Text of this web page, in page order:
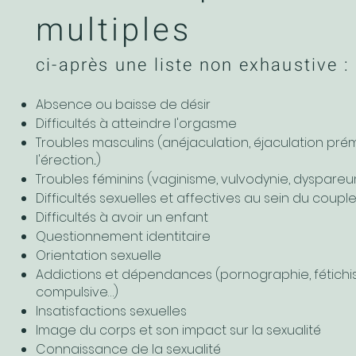
multiples
ci-après une liste non exhaustive :
Absence ou baisse de désir
Difficultés à atteindre l'orgasme
Troubles masculins (anéjaculation, éjaculation
l'érection...)
Troubles féminins (vaginisme, vulvodynie,
Difficultés sexuelles et affectives au sein du couple
Difficultés à avoir un enfant
Questionnement identitaire
Orientation sexuelle
Addictions et dépendances (pornographie,
compulsive…)
Insatisfactions sexuelles
Image du corps et son impact sur la sexualité
Connaissance de la sexualité